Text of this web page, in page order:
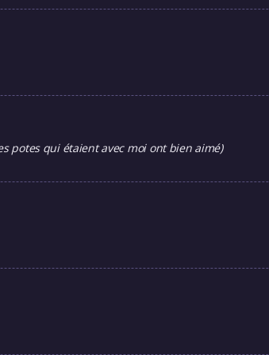
potes qui étaient avec moi ont bien aimé)